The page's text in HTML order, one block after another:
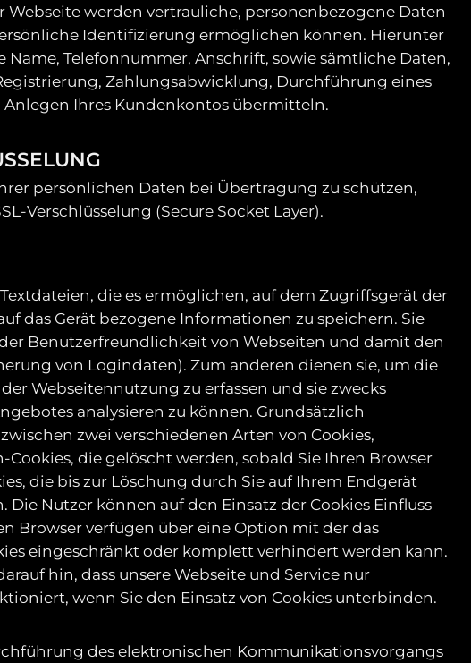
Webseite werden vertrauliche, personenbezogene Daten
Identifizierung ermöglichen können. Hierunter
Name, Telefonnummer, Anschrift, sowie sämtliche Daten,
Zahlungsabwicklung, Durchführung eines
Anlegen Ihres Kundenkontos übermitteln.
persönlichen Daten bei Übertragung zu schützen,
Verschlüsselung (Secure Socket Layer).
die es ermöglichen, auf dem Zugriffsgerät der
das Gerät bezogene Informationen zu speichern. Sie
Benutzerfreundlichkeit von Webseiten und damit den
von Logindaten). Zum anderen dienen sie, um die
Webseitennutzung zu erfassen und sie zwecks
analysieren zu können. Grundsätzlich
zwei verschiedenen Arten von Cookies,
Cookies, die gelöscht werden, sobald Sie Ihren Browser
die bis zur Löschung durch Sie auf Ihrem Endgerät
Die Nutzer können auf den Einsatz der Cookies Einfluss
Browser verfügen über eine Option mit der das
eingeschränkt oder komplett verhindert werden kann.
hin, dass unsere Webseite und Service nur
wenn Sie den Einsatz von Cookies unterbinden.
des elektronischen Kommunikationsvorgangs